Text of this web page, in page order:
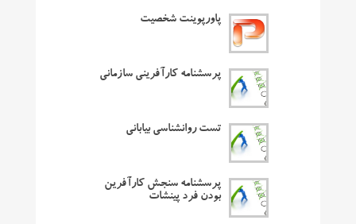
پاورپوینت شخصیت
پرسشنامه کارآفرینی سازمانی
تست روانشناسی بیابانی
پرسشنامه سنجش کارآفرین
بودن فرد پینشات